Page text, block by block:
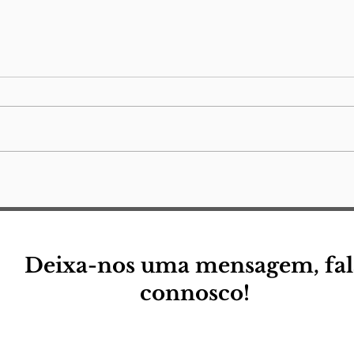
Deixa-nos uma mensagem,
connosco!